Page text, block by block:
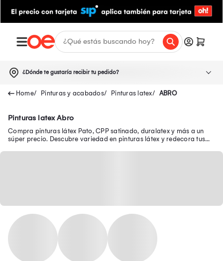
¿Dónde te gustaría recibir tu pedido?
Pinturas y acabados Pinturas latex ABRO
Pinturas latex Abro
Compra pinturas látex Pato, CPP satinado, duralatex y más a un
súper precio. Descubre variedad en pinturas látex y redecora tus